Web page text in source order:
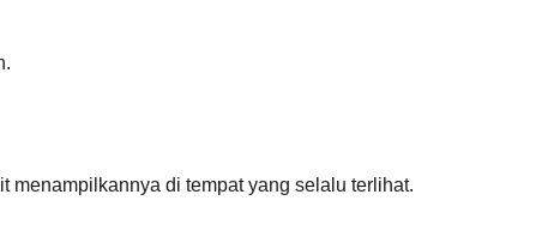
menampilkannya di tempat yang selalu terlihat.